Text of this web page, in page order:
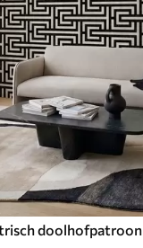
doolhofpatroon